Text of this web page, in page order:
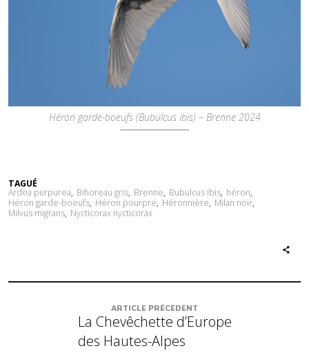
Héron garde-boeufs (Bubulcus ibis) – Brenne 2024
TAGUÉ
Ardea purpurea Bihoreau gris Brenne Bubulcus ibis héron
Héron garde-boeufs Héron pourpré Héronnière Milan noir
Milvus migrans Nycticorax nycticorax
ARTICLE PRÉCÉDENT
La Chevêchette d’Europe
des Hautes-Alpes